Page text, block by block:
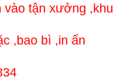
vào tận xưởng ,khu
,bao bì ,in ấn